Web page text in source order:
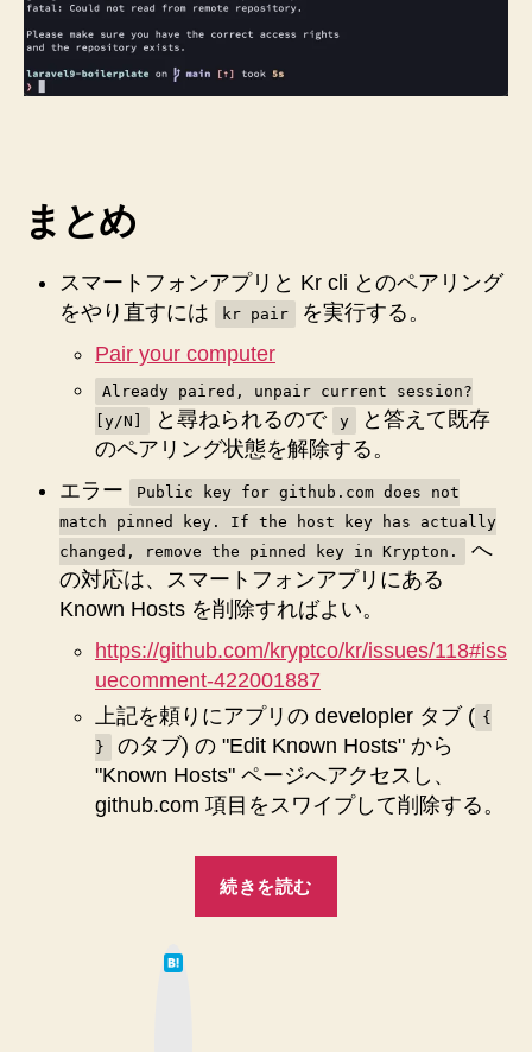
た
こ
と
と、
match
pinned
key.
If
the
host
key
has
actually
changed,
remove
the
pinned
key
in
エ
ラ
ー
に
対
へ
まとめ
スマートフォンアプリと Kr cli とのペアリング
をやり直すには
kr pair
を実行する。
Pair your computer
Already paired, unpair current session?
[y/N]
と尋ねられるので y
と答えて既存
のペアリング状態を解除する。
エラー
Public key for github.com does not
match pinned key. If the host key has actually
changed, remove the pinned key in Krypton.
へ
の対応は、スマートフォンアプリにある
Known Hosts を削除すればよい。
https://github.com/kryptco/kr/issues/118#iss
uecomment-422001887
上記を頼りにアプリの developler タブ ( {
}
のタブ) の "Edit Known Hosts" から
"Known Hosts" ページへアクセスし、
github.com 項目をスワイプして削除する。
続きを読む